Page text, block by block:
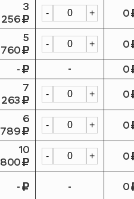
3
256
- + 0
5
760
- + 0
- - 0
7
263
- + 0
6
789
- + 0
10
800
- + 0
- - 0